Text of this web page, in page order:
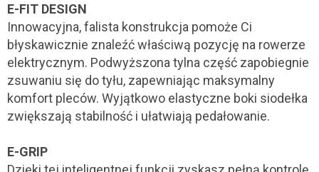
E-FIT DESIGN
Innowacyjna, falista konstrukcja pomoże Ci
błyskawicznie znaleźć właściwą pozycję na rowerze
elektrycznym. Podwyższona tylna część zapobiegnie
zsuwaniu się do tyłu, zapewniając maksymalny
komfort pleców. Wyjątkowo elastyczne boki siodełka
zwiększają stabilność i ułatwiają pedałowanie.
E-GRIP